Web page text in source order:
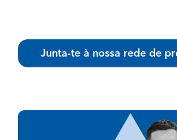
Junta-te à nossa rede de